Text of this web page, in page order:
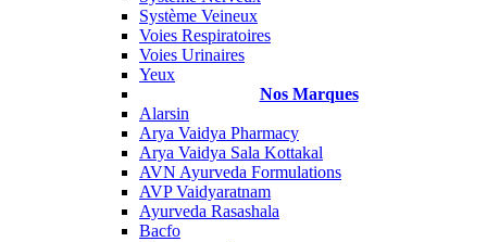
Système Veineux
Voies Respiratoires
Voies Urinaires
Yeux
Nos Marques
Alarsin
Arya Vaidya Pharmacy
Arya Vaidya Sala Kottakal
AVN Ayurveda Formulations
AVP Vaidyaratnam
Ayurveda Rasashala
Bacfo